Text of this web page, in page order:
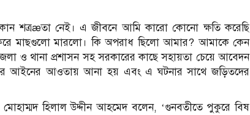
শত্রæতা নেই। এ জীবনে আমি কারো কোনো ক্ষতি করেছি
মাছগুলো মারলো। কি অপরাধ ছিলো আমার? আমাকে কেন
ও থানা প্রশাসন সহ সরকারের কাছে সহায়তা চেয়ে আবেদন
আইনের আওতায় আনা হয় এবং এ ঘটনার সাথে জড়িতদের
মোহাম্মদ হিলাল উদ্দীন আহমেদ বলেন, ‘গুনবতীতে পুকুরে বিষ